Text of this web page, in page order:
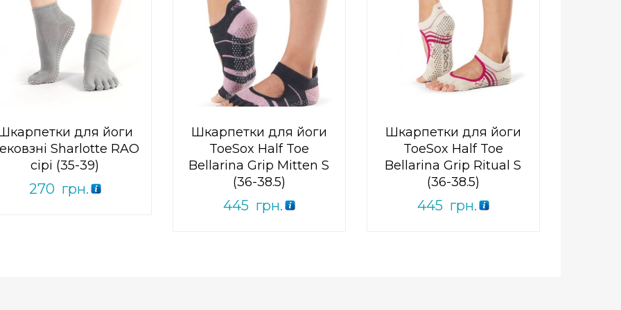
для йоги
Sharlotte RAO
сірі (35-39)
270 грн.
0
out
of
5ПРИДБАТИ
Add to Wishlist
Шкарпетки для йоги
ToeSox Half Toe
Bellarina Grip Mitten S
(36-38.5)
445 грн.
0out
of
5
ПРИДБАТИ
Add to Wishlist
Шкарпетки для йоги
ToeSox Half Toe
Bellarina Grip Ritual S
(36-38.5)
445 грн.
0out
of
5
ПРИДБАТИ
Add to Wishlist